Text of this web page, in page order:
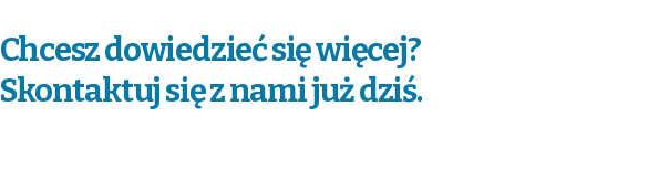
Chcesz dowiedzieć się więcej?
Skontaktuj się z nami już dziś.